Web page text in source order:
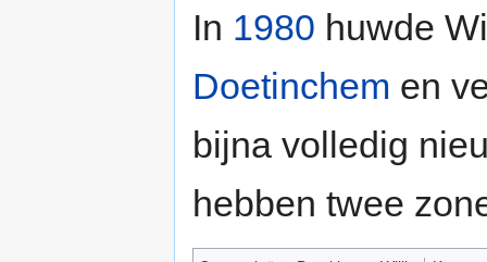
In 1980 huwde
Doetinchem en
bijna volledig
hebben twee